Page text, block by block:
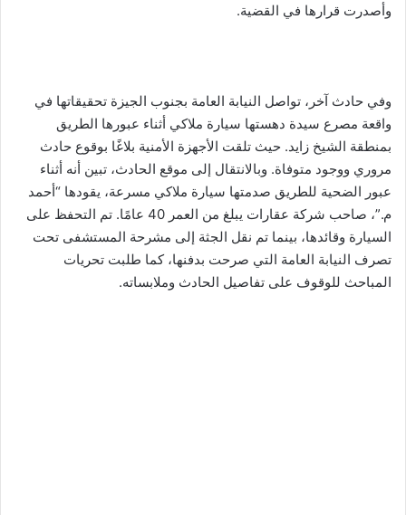
وأصدرت قرارها في القضية.
وفي حادث آخر، تواصل النيابة العامة بجنوب الجيزة تحقيقاتها في
واقعة مصرع سيدة دهستها سيارة ملاكي أثناء عبورها الطريق
بمنطقة الشيخ زايد. حيث تلقت الأجهزة الأمنية بلاغًا بوقوع حادث
مروري ووجود متوفاة. وبالانتقال إلى موقع الحادث، تبين أنه أثناء
عبور الضحية للطريق صدمتها سيارة ملاكي مسرعة، يقودها “أحمد
م.”، صاحب شركة عقارات يبلغ من العمر 40 عامًا. تم التحفظ على
السيارة وقائدها، بينما تم نقل الجثة إلى مشرحة المستشفى تحت
تصرف النيابة العامة التي صرحت بدفنها، كما طلبت تحريات
المباحث للوقوف على تفاصيل الحادث وملابساته.